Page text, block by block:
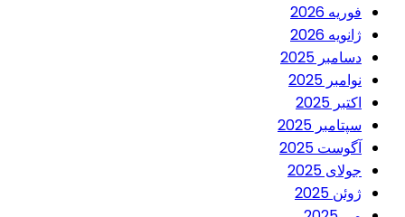
فوریه 2026
ژانویه 2026
دسامبر 2025
نوامبر 2025
اکتبر 2025
سپتامبر 2025
آگوست 2025
جولای 2025
ژوئن 2025